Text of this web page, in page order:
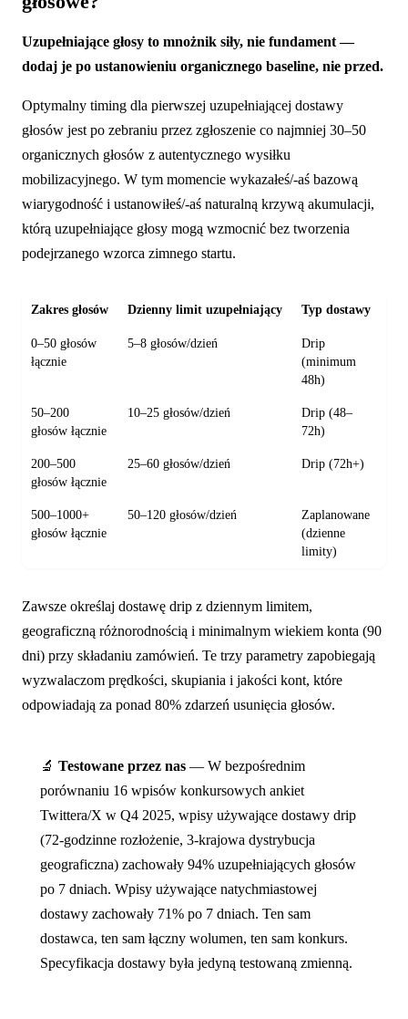
Uzupełniające głosy to mnożnik siły, nie fundament —
dodaj je po ustanowieniu organicznego baseline, nie przed.
Optymalny timing dla pierwszej uzupełniającej dostawy
głosów jest po zebraniu przez zgłoszenie co najmniej 30–50
organicznych głosów z autentycznego wysiłku
mobilizacyjnego. W tym momencie wykazałeś/-aś bazową
wiarygodność i ustanowiłeś/-aś naturalną krzywą akumulacji,
którą uzupełniające głosy mogą wzmocnić bez tworzenia
podejrzanego wzorca zimnego startu.
Zakres głosów Dzienny limit uzupełniający Typ dostawy
0–50 głosów
łącznie
5–8 głosów/dzień
Drip
(minimum
48h)
50–200
głosów łącznie
10–25 głosów/dzień
Drip (48–
72h)
200–500
głosów łącznie
25–60 głosów/dzień Drip (72h+)
500–1000+
głosów łącznie
50–120 głosów/dzień
Zaplanowane
(dzienne
limity)
Zawsze określaj dostawę drip z dziennym limitem,
geograficzną różnorodnością i minimalnym wiekiem konta (90
dni) przy składaniu zamówień. Te trzy parametry zapobiegają
wyzwalaczom prędkości, skupiania i jakości kont, które
odpowiadają za ponad 80% zdarzeń usunięcia głosów.
🔬 Testowane przez nas — W bezpośrednim
porównaniu 16 wpisów konkursowych ankiet
Twittera/X w Q4 2025, wpisy używające dostawy drip
(72-godzinne rozłożenie, 3-krajowa dystrybucja
geograficzna) zachowały 94% uzupełniających głosów
po 7 dniach. Wpisy używające natychmiastowej
dostawy zachowały 71% po 7 dniach. Ten sam
dostawca, ten sam łączny wolumen, ten sam konkurs.
Specyfikacja dostawy była jedyną testowaną zmienną.